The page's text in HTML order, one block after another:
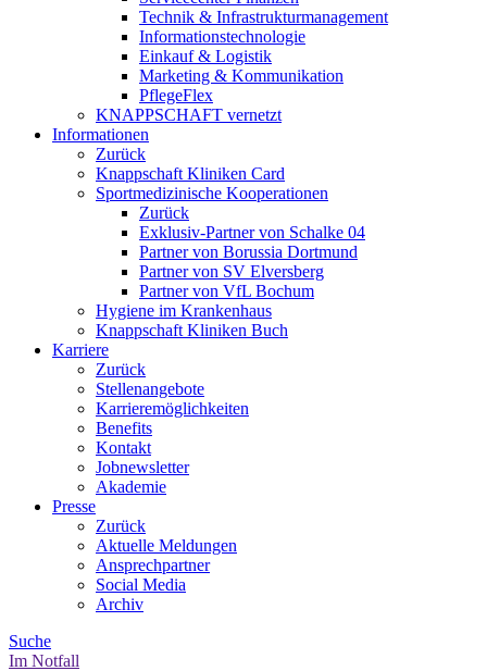
Technik & Infrastrukturmanagement
Informationstechnologie
Einkauf & Logistik
Marketing & Kommunikation
PflegeFlex
KNAPPSCHAFT vernetzt
Informationen
Zurück
Knappschaft Kliniken Card
Sportmedizinische Kooperationen
Zurück
Exklusiv-Partner von Schalke 04
Partner von Borussia Dortmund
Partner von SV Elversberg
Partner von VfL Bochum
Hygiene im Krankenhaus
Knappschaft Kliniken Buch
Karriere
Zurück
Stellenangebote
Karrieremöglichkeiten
Benefits
Kontakt
Jobnewsletter
Akademie
Presse
Zurück
Aktuelle Meldungen
Ansprechpartner
Social Media
Archiv
Suche
Im Notfall